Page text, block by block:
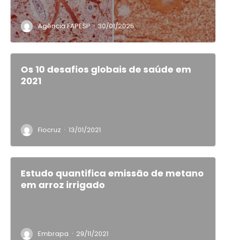
Agência FAPESP · 30/01/2025
Os 10 desafios globais de saúde em
2021
Fiocruz · 13/01/2021
Estudo quantifica emissão de metano
em arroz irrigado
Embrapa · 29/11/2021